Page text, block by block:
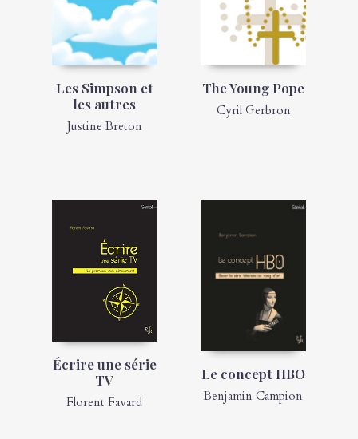
Les Simpson et
les autres
Justine Breton
The Young Pope
Cyril Gerbron
Écrire une série
TV
Florent Favard
Le concept HBO
Benjamin Campion